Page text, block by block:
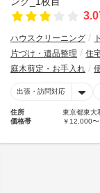
ハウスクリーニング
片づけ・遺品整理
住
庭木剪定・お手入れ
出張・訪問対応
住所
東京都東大
価格帯
￥12,000